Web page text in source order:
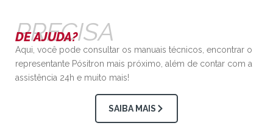
PRECISA
DE AJUDA?
Aqui, você pode consultar os manuais técnicos, encontrar o
representante Pósitron mais próximo, além de contar com a
assistência 24h e muito mais!
SAIBA MAIS